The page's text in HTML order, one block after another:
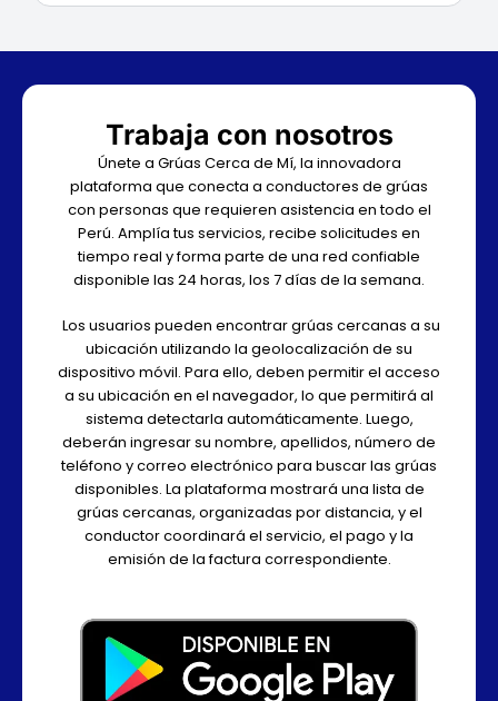
Trabaja con nosotros
Únete a Grúas Cerca de Mí, la innovadora
plataforma que conecta a conductores de grúas
con personas que requieren asistencia en todo el
Perú. Amplía tus servicios, recibe solicitudes en
tiempo real y forma parte de una red confiable
disponible las 24 horas, los 7 días de la semana.
Los usuarios pueden encontrar grúas cercanas a su
ubicación utilizando la geolocalización de su
dispositivo móvil. Para ello, deben permitir el acceso
a su ubicación en el navegador, lo que permitirá al
sistema detectarla automáticamente. Luego,
deberán ingresar su nombre, apellidos, número de
teléfono y correo electrónico para buscar las grúas
disponibles. La plataforma mostrará una lista de
grúas cercanas, organizadas por distancia, y el
conductor coordinará el servicio, el pago y la
emisión de la factura correspondiente.